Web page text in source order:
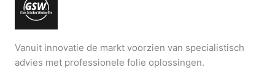
Vanuit innovatie de markt voorzien van specialistisch
advies met professionele folie oplossingen.